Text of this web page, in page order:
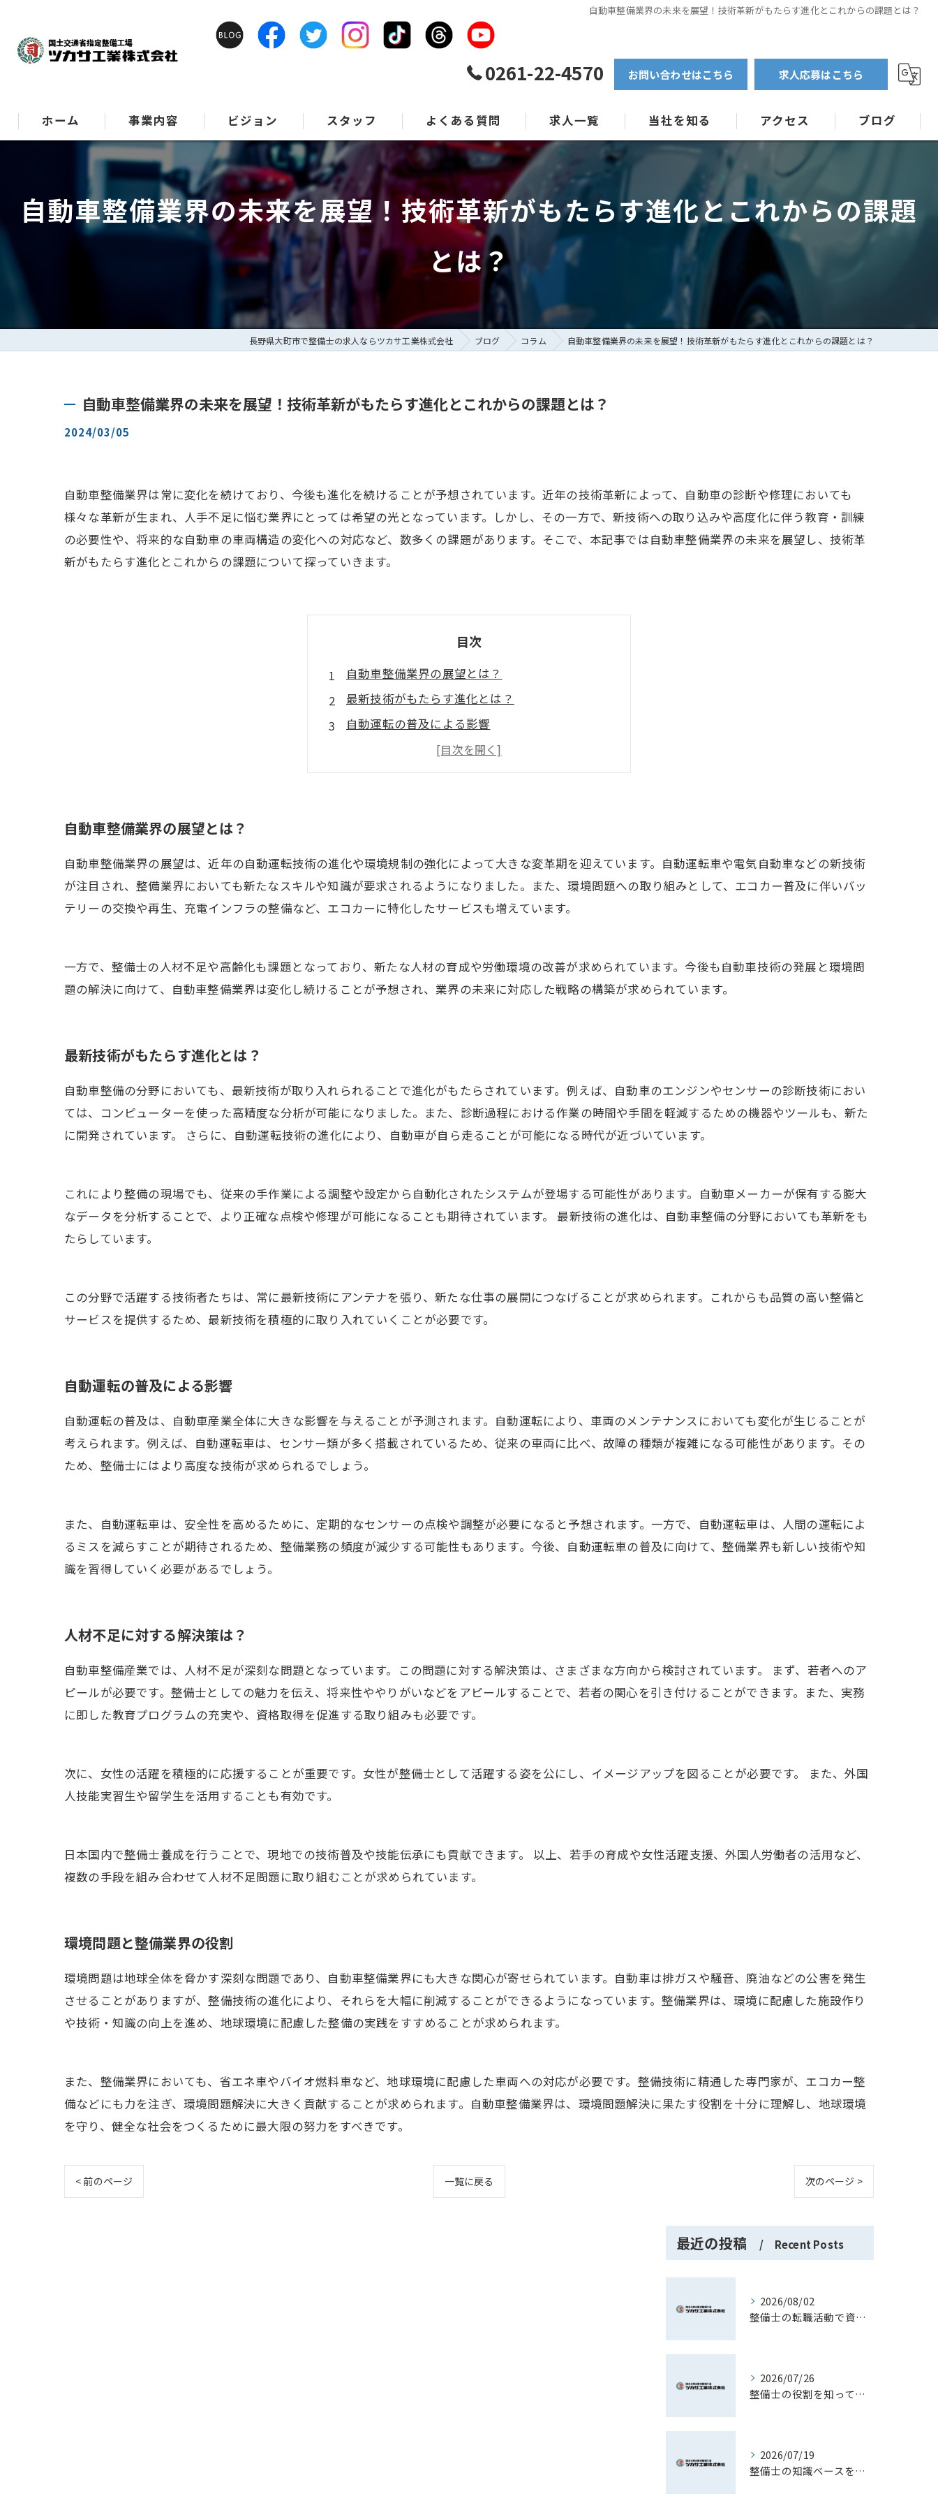
自動車整備業界の未来を展望！技術革新がもたらす進化とこれからの課題とは？
0261-22-4570 お問い合わせはこちら 求人応募はこちら
ホーム 事業内容 ビジョン スタッフ よくある質問 求人一覧 当社を知る
特殊車両
キャリアアップ
アクセス ブログ
自動車整備業界の未来を展望！技術革新がもたらす進化とこれからの課題
とは？
長野県大町市で整備士の求人ならツカサ工業株式会社 ブログ コラム 自動車整備業界の未来を展望！技術革新がもたらす進化とこれからの課題とは？
自動車整備業界の未来を展望！技術革新がもたらす進化とこれからの課題とは？
2024/03/05
自動車整備業界は常に変化を続けており、今後も進化を続けることが予想されています。近年の技術革新によって、自動車の診断や修理においても
様々な革新が生まれ、人手不足に悩む業界にとっては希望の光となっています。しかし、その一方で、新技術への取り込みや高度化に伴う教育・訓練
の必要性や、将来的な自動車の車両構造の変化への対応など、数多くの課題があります。そこで、本記事では自動車整備業界の未来を展望し、技術革
新がもたらす進化とこれからの課題について探っていきます。
目次
自動車整備業界の展望とは？
最新技術がもたらす進化とは？
自動運転の普及による影響
人材不足に対する解決策は？
環境問題と整備業界の役割
自動車整備業界の展望とは？
自動車整備業界の展望は、近年の自動運転技術の進化や環境規制の強化によって大きな変革期を迎えています。自動運転車や電気自動車などの新技術
が注目され、整備業界においても新たなスキルや知識が要求されるようになりました。また、環境問題への取り組みとして、エコカー普及に伴いバッ
テリーの交換や再生、充電インフラの整備など、エコカーに特化したサービスも増えています。
一方で、整備士の人材不足や高齢化も課題となっており、新たな人材の育成や労働環境の改善が求められています。今後も自動車技術の発展と環境問
題の解決に向けて、自動車整備業界は変化し続けることが予想され、業界の未来に対応した戦略の構築が求められています。
最新技術がもたらす進化とは？
自動車整備の分野においても、最新技術が取り入れられることで進化がもたらされています。例えば、自動車のエンジンやセンサーの診断技術におい
ては、コンピューターを使った高精度な分析が可能になりました。また、診断過程における作業の時間や手間を軽減するための機器やツールも、新た
に開発されています。 さらに、自動運転技術の進化により、自動車が自ら走ることが可能になる時代が近づいています。
これにより整備の現場でも、従来の手作業による調整や設定から自動化されたシステムが登場する可能性があります。自動車メーカーが保有する膨大
なデータを分析することで、より正確な点検や修理が可能になることも期待されています。 最新技術の進化は、自動車整備の分野においても革新をも
たらしています。
この分野で活躍する技術者たちは、常に最新技術にアンテナを張り、新たな仕事の展開につなげることが求められます。これからも品質の高い整備と
サービスを提供するため、最新技術を積極的に取り入れていくことが必要です。
自動運転の普及による影響
自動運転の普及は、自動車産業全体に大きな影響を与えることが予測されます。自動運転により、車両のメンテナンスにおいても変化が生じることが
考えられます。例えば、自動運転車は、センサー類が多く搭載されているため、従来の車両に比べ、故障の種類が複雑になる可能性があります。その
ため、整備士にはより高度な技術が求められるでしょう。
また、自動運転車は、安全性を高めるために、定期的なセンサーの点検や調整が必要になると予想されます。一方で、自動運転車は、人間の運転によ
るミスを減らすことが期待されるため、整備業務の頻度が減少する可能性もあります。今後、自動運転車の普及に向けて、整備業界も新しい技術や知
識を習得していく必要があるでしょう。
人材不足に対する解決策は？
自動車整備産業では、人材不足が深刻な問題となっています。この問題に対する解決策は、さまざまな方向から検討されています。 まず、若者へのア
ピールが必要です。整備士としての魅力を伝え、将来性ややりがいなどをアピールすることで、若者の関心を引き付けることができます。また、実務
に即した教育プログラムの充実や、資格取得を促進する取り組みも必要です。
次に、女性の活躍を積極的に応援することが重要です。女性が整備士として活躍する姿を公にし、イメージアップを図ることが必要です。 また、外国
人技能実習生や留学生を活用することも有効です。
日本国内で整備士養成を行うことで、現地での技術普及や技能伝承にも貢献できます。 以上、若手の育成や女性活躍支援、外国人労働者の活用など、
複数の手段を組み合わせて人材不足問題に取り組むことが求められています。
環境問題と整備業界の役割
環境問題は地球全体を脅かす深刻な問題であり、自動車整備業界にも大きな関心が寄せられています。自動車は排ガスや騒音、廃油などの公害を発生
させることがありますが、整備技術の進化により、それらを大幅に削減することができるようになっています。整備業界は、環境に配慮した施設作り
や技術・知識の向上を進め、地球環境に配慮した整備の実践をすすめることが求められます。
また、整備業界においても、省エネ車やバイオ燃料車など、地球環境に配慮した車両への対応が必要です。整備技術に精通した専門家が、エコカー整
備などにも力を注ぎ、環境問題解決に大きく貢献することが求められます。自動車整備業界は、環境問題解決に果たす役割を十分に理解し、地球環境
を守り、健全な社会をつくるために最大限の努力をすべきです。
< 前のページ 一覧に戻る 次のページ >
最近の投稿 Recent Posts
2026/08/02
整備士の転職活動で資格や経験を最大限活かす現実的な進め方ガイド
2026/07/26
整備士の役割を知って長野県で理想のキャリアを築くための実践ガイド
2026/07/19
整備士の知識ベースを活かしたキャリアと実務スキル向上への道